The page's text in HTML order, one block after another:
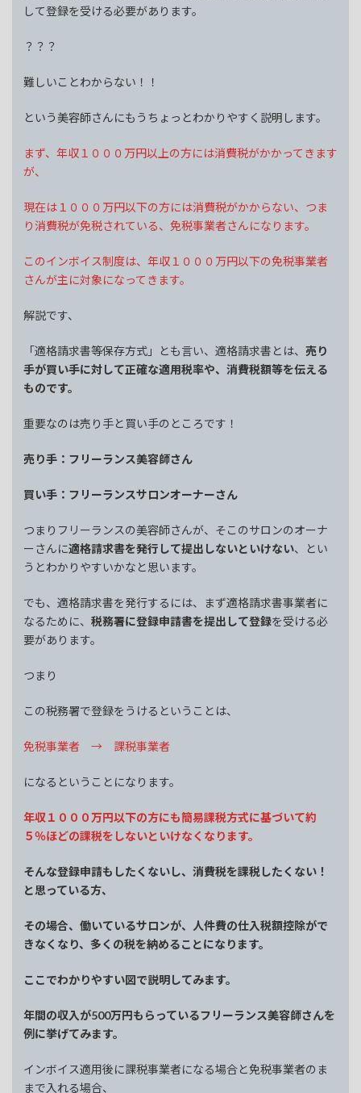
して登録を受ける必要があります。
？？？
難しいことわからない！！
という美容師さんにもうちょっとわかりやすく説明します。
まず、年収１０００万円以上の方には消費税がかかってきます
が、
現在は１０００万円以下の方には消費税がかからない、つま
り消費税が免税されている、免税事業者さんになります。
このインボイス制度は、年収１０００万円以下の免税事業者
さんが主に対象になってきます。
解説です、
「適格請求書等保存方式」とも言い、適格請求書とは、 売り
手が買い手に対して正確な適用税率や、消費税額等を伝える
ものです。
重要なのは売り手と買い手のところです！
売り手：フリーランス美容師さん
買い手：フリーランスサロンオーナーさん
つまりフリーランスの美容師さんが、そこのサロンのオーナ
ーさんに適格請求書を発行して提出しないといけない、とい
うとわかりやすいかなと思います。
でも、適格請求書を発行するには、まず適格請求書事業者に
なるために、 税務署に登録申請書を提出して登録を受ける必
要があります。
つまり
この税務署で登録をうけるということは、
免税事業者 → 課税事業者
になるということになります。
年収１０００万円以下の方にも簡易課税方式に基づいて約
５％ほどの課税をしないといけなくなります。
そんな登録申請もしたくないし、消費税を課税したくない！
と思っている方、
その場合、働いているサロンが、人件費の仕入税額控除がで
きなくなり、多くの税を納めることになります。
ここでわかりやすい図で説明してみます。
年間の収入が500万円もらっているフリーランス美容師さんを
例に挙げてみます。
インボイス適用後に課税事業者になる場合と免税事業者のま
まで入れる場合、